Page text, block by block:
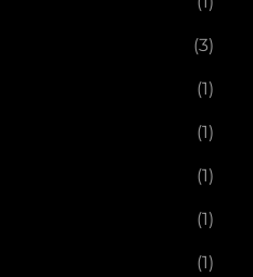
(3)
(1)
(1)
(1)
(1)
(1)